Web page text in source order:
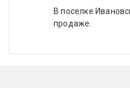
В поселке
продаже.